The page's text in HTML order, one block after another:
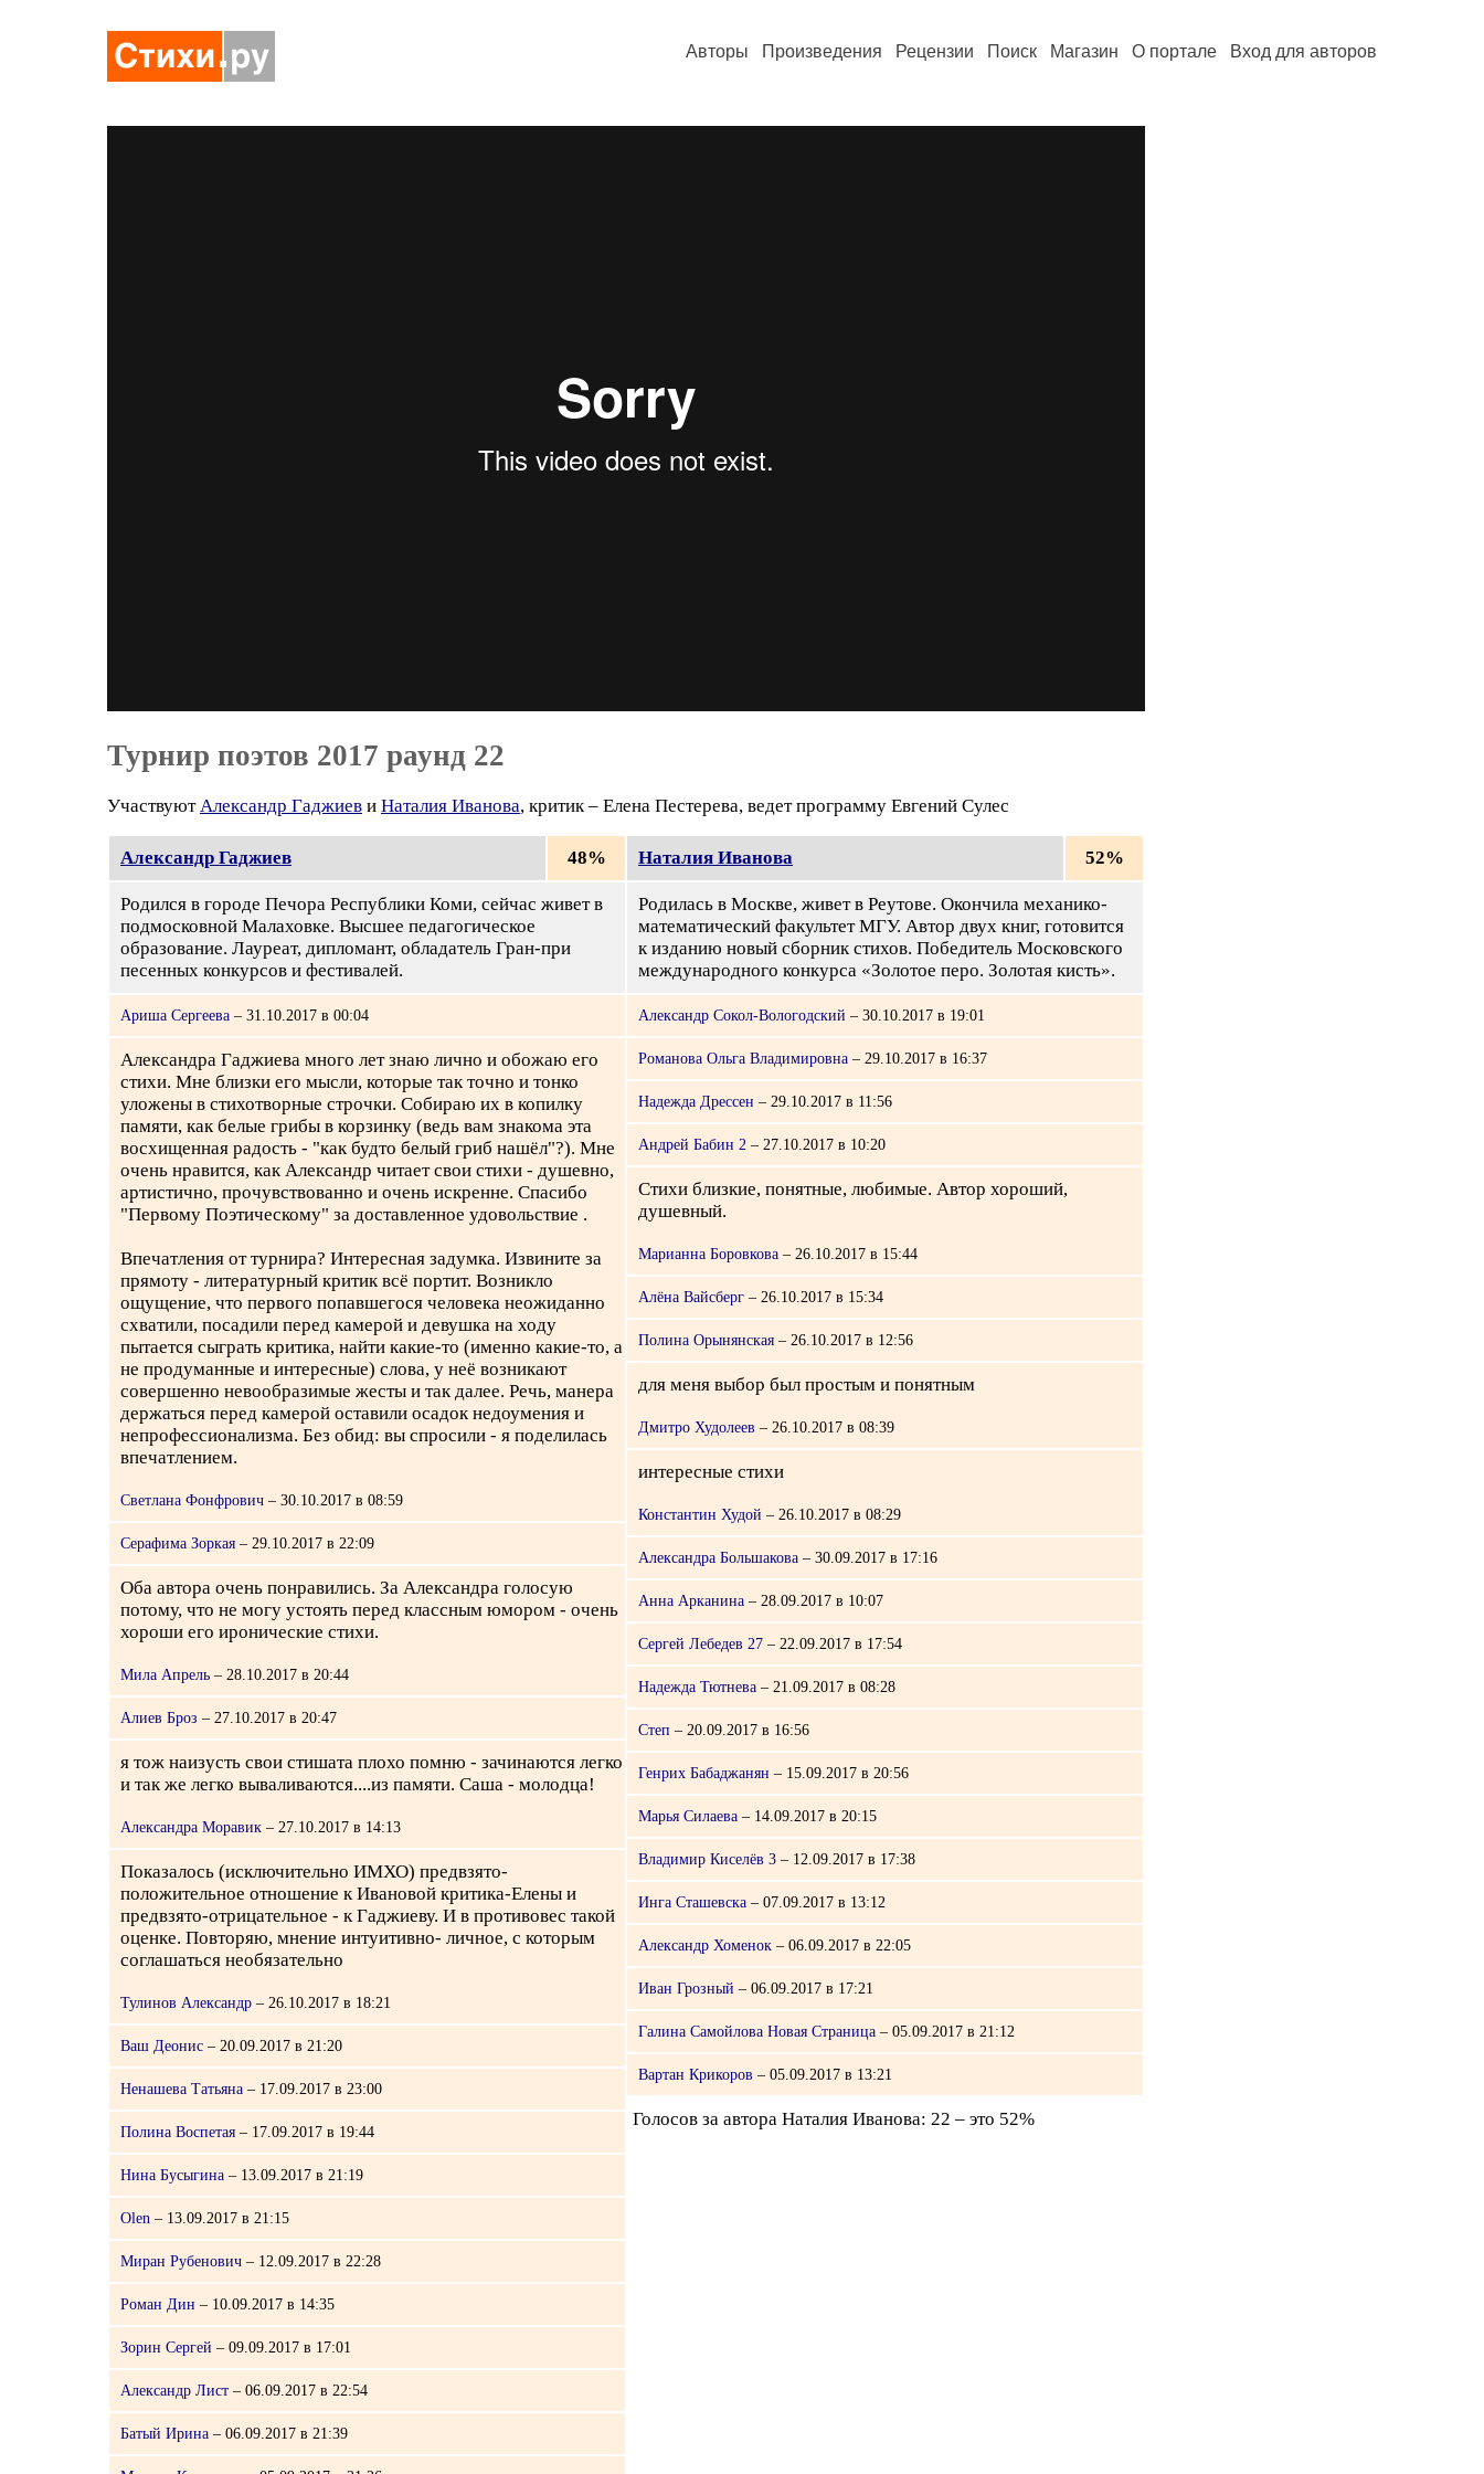
Авторы Произведения Рецензии Поиск Магазин О портале Вход для авторов
Турнир поэтов 2017 раунд 22
УчаствуютАлександр Гаджиев и Наталия Иванова, критик – Елена Пестерева, ведет программу Евгений Сулес
Александр Гаджиев 48% Наталия Иванова 52%
Родился в городе Печора Республики Коми, сейчас живет в
подмосковной Малаховке. Высшее педагогическое
образование. Лауреат, дипломант, обладатель Гран-при
песенных конкурсов и фестивалей.
Родилась в Москве, живет в Реутове. Окончила механико-
математический факультет МГУ. Автор двух книг, готовится
к изданию новый сборник стихов. Победитель Московского
международного конкурса «Золотое перо. Золотая кисть».
Ариша Сергеева – 31.10.2017 в 00:04
Александра Гаджиева много лет знаю лично и обожаю его
стихи. Мне близки его мысли, которые так точно и тонко
уложены в стихотворные строчки. Собираю их в копилку
памяти, как белые грибы в корзинку (ведь вам знакома эта
восхищенная радость - "как будто белый гриб нашёл"?). Мне
очень нравится, как Александр читает свои стихи - душевно,
артистично, прочувствованно и очень искренне. Спасибо
"Первому Поэтическому" за доставленное удовольствие .
Впечатления от турнира? Интересная задумка. Извините за
прямоту - литературный критик всё портит. Возникло
ощущение, что первого попавшегося человека неожиданно
схватили, посадили перед камерой и девушка на ходу
пытается сыграть критика, найти какие-то (именно какие-то, а
не продуманные и интересные) слова, у неё возникают
совершенно невообразимые жесты и так далее. Речь, манера
держаться перед камерой оставили осадок недоумения и
непрофессионализма. Без обид: вы спросили - я поделилась
впечатлением.
Светлана Фонфрович – 30.10.2017 в 08:59
Серафима Зоркая – 29.10.2017 в 22:09
Оба автора очень понравились. За Александра голосую
потому, что не могу устоять перед классным юмором - очень
хороши его иронические стихи.
Мила Апрель – 28.10.2017 в 20:44
Алиев Броз – 27.10.2017 в 20:47
я тож наизусть свои стишата плохо помню - зачинаются легко
и так же легко вываливаются....из памяти. Саша - молодца!
Александра Моравик – 27.10.2017 в 14:13
Показалось (исключительно ИМХО) предвзято-
положительное отношение к Ивановой критика-Елены и
предвзято-отрицательное - к Гаджиеву. И в противовес такой
оценке. Повторяю, мнение интуитивно- личное, с которым
соглашаться необязательно
Тулинов Александр – 26.10.2017 в 18:21
Ваш Деонис – 20.09.2017 в 21:20
Ненашева Татьяна – 17.09.2017 в 23:00
Полина Воспетая – 17.09.2017 в 19:44
Нина Бусыгина – 13.09.2017 в 21:19
Olen – 13.09.2017 в 21:15
Миран Рубенович – 12.09.2017 в 22:28
Роман Дин – 10.09.2017 в 14:35
Зорин Сергей – 09.09.2017 в 17:01
Александр Лист – 06.09.2017 в 22:54
Батый Ирина – 06.09.2017 в 21:39
Александр Сокол-Вологодский – 30.10.2017 в 19:01
Романова Ольга Владимировна – 29.10.2017 в 16:37
Надежда Дрессен – 29.10.2017 в 11:56
Андрей Бабин 2 – 27.10.2017 в 10:20
Стихи близкие, понятные, любимые. Автор хороший,
душевный.
Марианна Боровкова – 26.10.2017 в 15:44
Алёна Вайсберг – 26.10.2017 в 15:34
Полина Орынянская – 26.10.2017 в 12:56
для меня выбор был простым и понятным
Дмитро Худолеев – 26.10.2017 в 08:39
интересные стихи
Константин Худой – 26.10.2017 в 08:29
Александра Большакова – 30.09.2017 в 17:16
Анна Арканина – 28.09.2017 в 10:07
Сергей Лебедев 27 – 22.09.2017 в 17:54
Надежда Тютнева – 21.09.2017 в 08:28
Степ – 20.09.2017 в 16:56
Генрих Бабаджанян – 15.09.2017 в 20:56
Марья Силаева – 14.09.2017 в 20:15
Владимир Киселёв 3 – 12.09.2017 в 17:38
Инга Сташевска – 07.09.2017 в 13:12
Александр Хоменок – 06.09.2017 в 22:05
Иван Грозный – 06.09.2017 в 17:21
Галина Самойлова Новая Страница – 05.09.2017 в 21:12
Вартан Крикоров – 05.09.2017 в 13:21
Голосов за автора Наталия Иванова: 22 – это 52%